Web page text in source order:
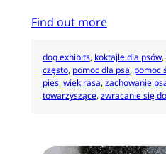
Find out more
dog exhibits, koktajle dla psów,
często, pomoc dla psa, pomoc
pies, wiek rasa, zachowanie
towarzyszące, zwracanie się